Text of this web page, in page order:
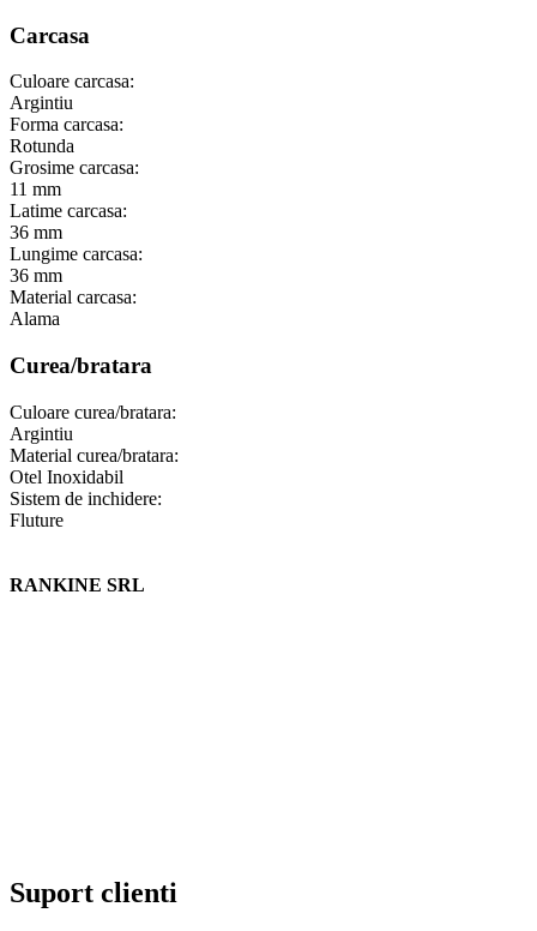
Carcasa
Culoare carcasa:
Argintiu
Forma carcasa:
Rotunda
Grosime carcasa:
11 mm
Latime carcasa:
36 mm
Lungime carcasa:
36 mm
Material carcasa:
Alama
Curea/bratara
Culoare curea/bratara:
Argintiu
Material curea/bratara:
Otel Inoxidabil
Sistem de inchidere:
Fluture
RANKINE SRL
Suport clienti